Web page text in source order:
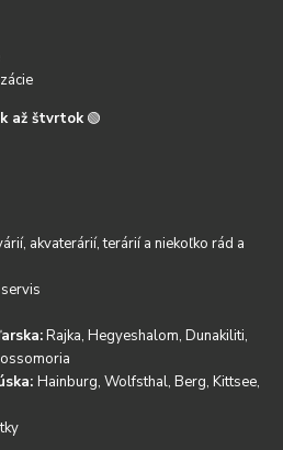
až štvrtok 🟢
akvaterárií, terárií a niekoľko rád a
Rajka, Hegyeshalom, Dunakiliti,
Hainburg, Wolfsthal, Berg, Kittsee,